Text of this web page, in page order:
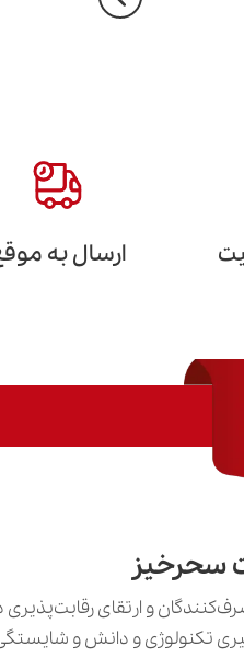
ارسال به
سحرخیز
و ارتقای
تکنولوژی و دانش و